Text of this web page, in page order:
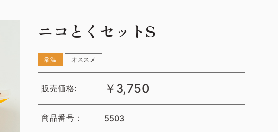
ニコとくセットS
常温 オススメ
販売価格: ￥3,750
商品番号： 5503